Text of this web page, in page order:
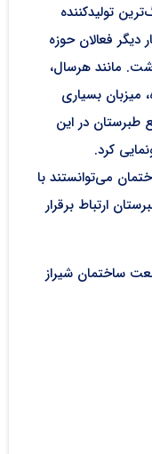
تولیدکننده
دیگر فعالان حوزه
مانند هرسال،
میزبان بسیاری
طبرستان در این
کرد.
می‌توانستند با
ارتباط برقرار
ساختمان شیراز